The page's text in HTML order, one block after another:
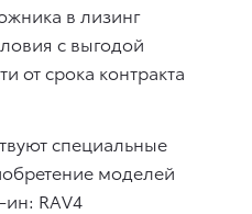
в лизинг
с выгодой
от срока контракта
специальные
моделей
RAV4